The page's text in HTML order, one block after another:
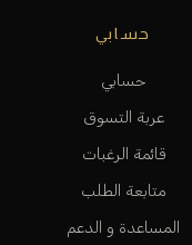
حسابي
حسابي
عربة التسوق
قائمة الرغبات
متابعة الطلب
المساعدة و الدعم